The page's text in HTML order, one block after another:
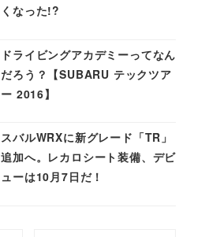
くなった!?
ドライビングアカデミーってなん
だろう？【SUBARU テックツア
ー 2016】
スバルWRXに新グレード「TR」
追加へ。レカロシート装備、デビ
ューは10月7日だ！